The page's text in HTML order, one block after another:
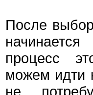
После
процесс
можем идти
не